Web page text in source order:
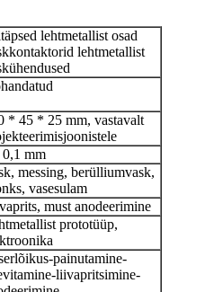
lehtmetallist osad
lehtmetallist
* 45 * 25 mm, vastavalt
mm
messing, berülliumvask,
vasesulam
must anodeerimine
prototüüp,
painutamine-
liivapritsimine-